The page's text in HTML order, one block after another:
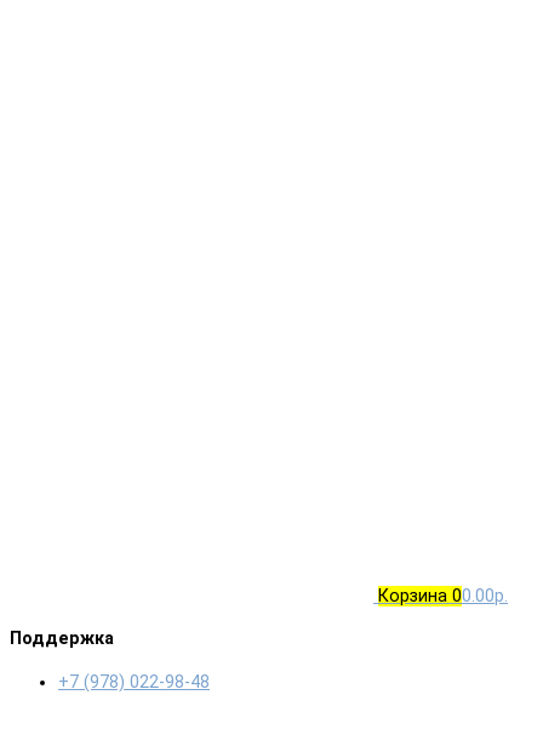
Корзина 00.00р.
Поддержка
+7 (978) 022-98-48